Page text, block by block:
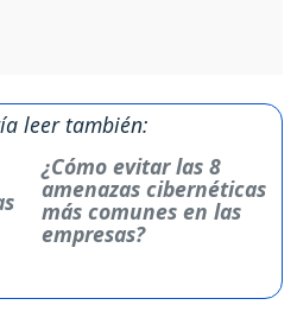
leer también:
¿Cómo evitar las 8
amenazas cibernéticas
más comunes en las
empresas?